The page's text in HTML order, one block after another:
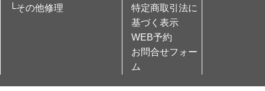
└その他修理
特定商取引法に
基づく表示
WEB予約
お問合せフォー
ム